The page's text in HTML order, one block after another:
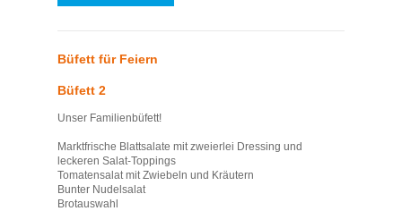
Büfett für Feiern
Büfett 2
Unser Familienbüfett!
Marktfrische Blattsalate mit zweierlei Dressing und
leckeren Salat-Toppings
Tomatensalat mit Zwiebeln und Kräutern
Bunter Nudelsalat
Brotauswahl